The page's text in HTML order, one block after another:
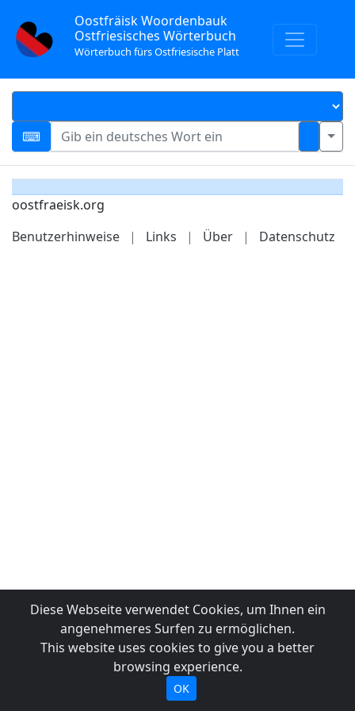
Oostfräisk Woordenbauk
Ostfriesisches Wörterbuch
Wörterbuch fürs Ostfriesische Platt
oostfraeisk.org
Benutzerhinweise
| Links | Über | Datenschutz
Diese Webseite verwendet Cookies, um Ihnen ein
angenehmeres Surfen zu ermöglichen.
This website uses cookies to give you a better
browsing experience.
OK